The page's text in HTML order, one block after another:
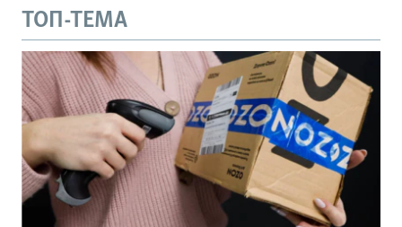
ТОП-ТЕМА